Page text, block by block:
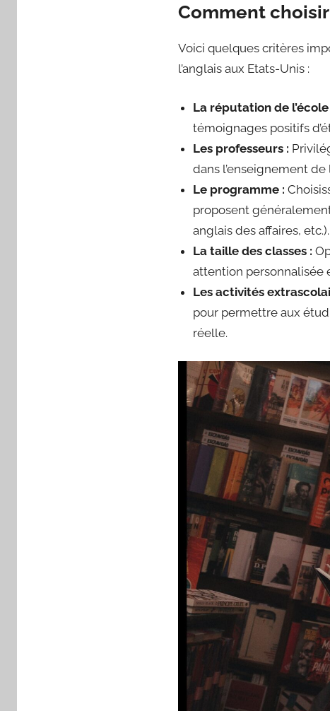
Comment
Voici quelques critères
l’anglais aux Etats-Unis :
La réputation de l’école
témoignages positifs
Les professeurs :
dans l’enseignement
Le programme :
proposent
anglais des affaires, etc.).
La taille des classes :
attention personnalisée
Les activités
pour permettre aux
réelle.